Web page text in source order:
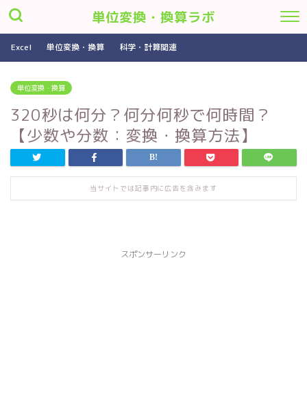
単位変換・換算ラボ
Excel 単位変換・換算 科学・計算関連
単位変換・換算
320秒は何分？何分何秒で何時間？
【少数や分数：変換・換算方法】
当サイトでは記事内に広告を含みます
スポンサーリンク